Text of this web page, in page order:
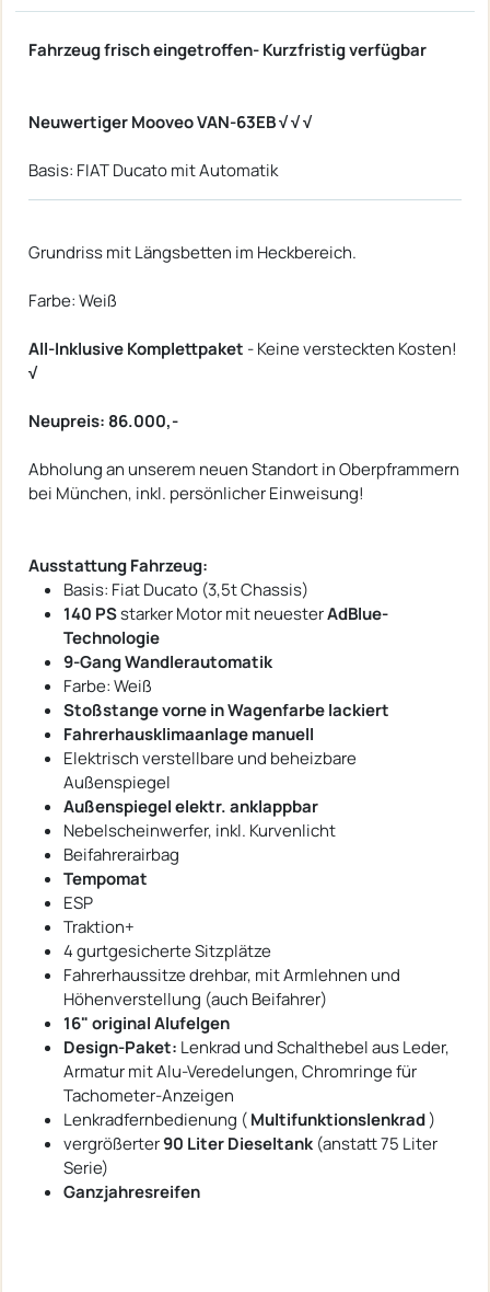
Fahrzeug frisch eingetroffen- Kurzfristig verfügbar
Neuwertiger Mooveo VAN-63EB √ √ √
Basis: FIAT Ducato mit Automatik
Grundriss mit Längsbetten im Heckbereich.
Farbe: Weiß
All-Inklusive Komplettpaket - Keine versteckten Kosten!
√
Neupreis: 86.000,-
Abholung an unserem neuen Standort in Oberpframmern
bei München, inkl. persönlicher Einweisung!
Ausstattung Fahrzeug:
Basis: Fiat Ducato (3,5t Chassis)
140 PSstarker Motor mit neuesterAdBlue-
Technologie
9-Gang Wandlerautomatik
Farbe: Weiß
Stoßstange vorne in Wagenfarbe lackiert
Fahrerhausklimaanlage manuell
Elektrisch verstellbare und beheizbare
Außenspiegel
Außenspiegel elektr. anklappbar
Nebelscheinwerfer, inkl. Kurvenlicht
Beifahrerairbag
Tempomat
ESP
Traktion+
4 gurtgesicherte Sitzplätze
Fahrerhaussitze drehbar, mit Armlehnen und
Höhenverstellung (auch Beifahrer)
16" original Alufelgen
Design-Paket: Lenkrad und Schalthebel aus Leder,
Armatur mit Alu-Veredelungen, Chromringe für
Tachometer-Anzeigen
Lenkradfernbedienung (Multifunktionslenkrad)
vergrößerter90 Liter Dieseltank (anstatt 75 Liter
Serie)
Ganzjahresreifen